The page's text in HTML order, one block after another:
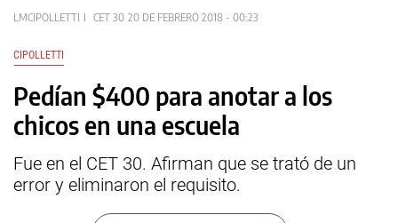
LMCIPOLLETTI CET 30 20 DE FEBRERO 2018 - 00:23
CIPOLLETTI
Pedían $400 para anotar a los
chicos en una escuela
Fue en el CET 30. Afirman que se trató de un
error y eliminaron el requisito.